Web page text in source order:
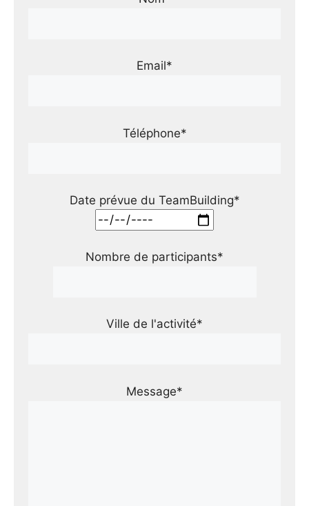
Email*
Téléphone*
Date prévue du TeamBuilding*
Nombre de participants*
Ville de l'activité*
Message*